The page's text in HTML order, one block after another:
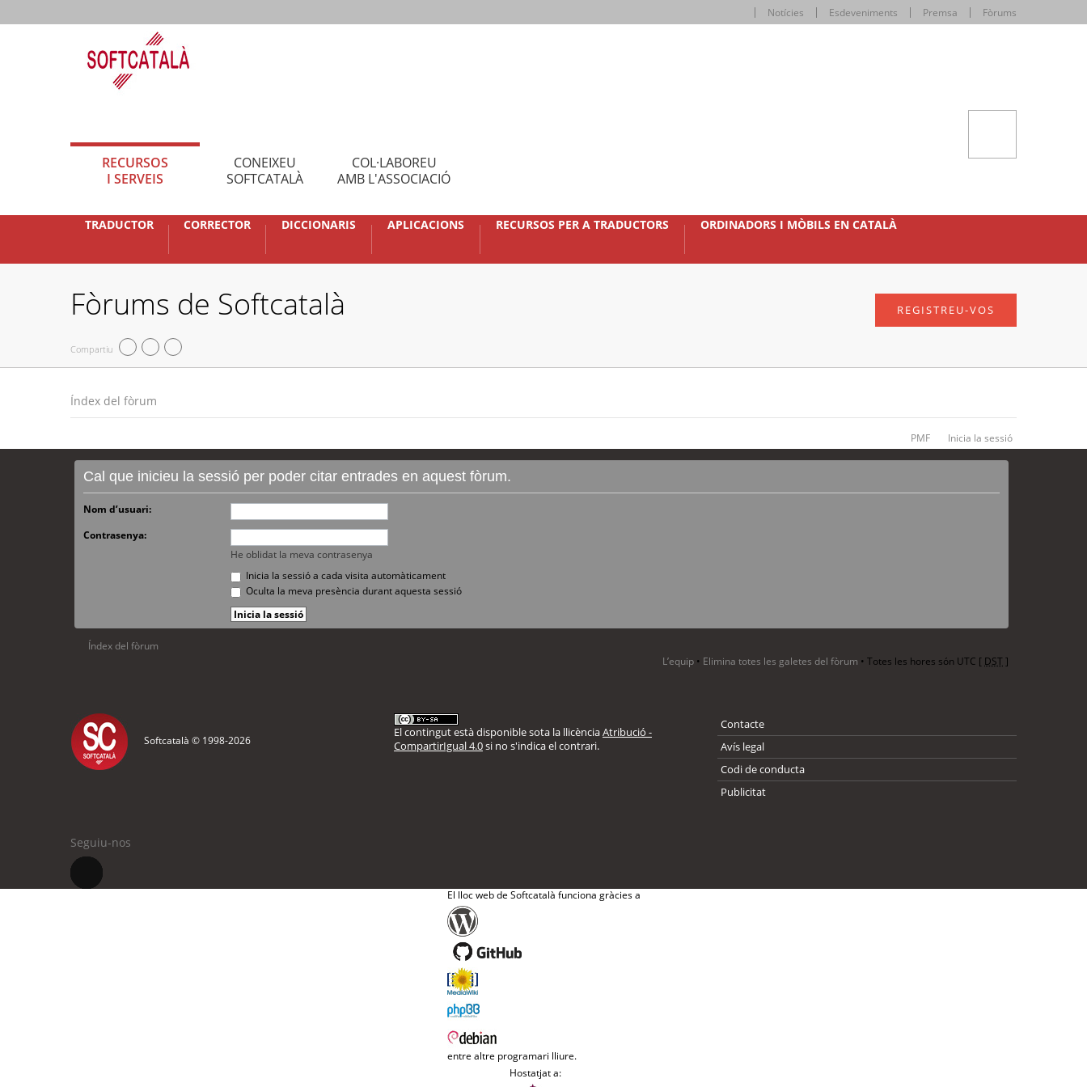
Notícies Esdeveniments Premsa Fòrums
RECURSOS
I SERVEIS
CONEIXEU
SOFTCATALÀ
COL·LABOREU
AMB L'ASSOCIACIÓ
TRADUCTOR CORRECTOR DICCIONARIS APLICACIONS RECURSOS PER A TRADUCTORS ORDINADORS I MÒBILS EN CATALÀ
Fòrums de Softcatalà
Compartiu
REGISTREU-VOS
Índex del fòrum
PMF Inicia la sessió
Cal que inicieu la sessió per poder citar entrades en aquest fòrum.
Nom d’usuari:
Contrasenya:
He oblidat la meva contrasenya
Inicia la sessió a cada visita automàticament
Oculta la meva presència durant aquesta sessió
Índex del fòrum
L’equip • Elimina totes les galetes del fòrum • Totes les hores són UTC [ DST]
Softcatalà © 1998-2026
El contingut està disponible sota la llicènciaAtribució -
CompartirIgual 4.0si no s'indica el contrari.
Contacte
Avís legal
Codi de conducta
Publicitat
Seguiu-nos
El lloc web de Softcatalà funciona gràcies a
entre altre programari lliure.
Hostatjat a: